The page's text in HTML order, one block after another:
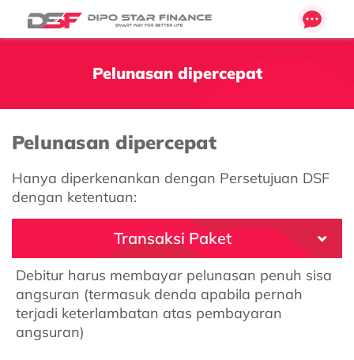
Pelunasan dipercepat
Pelunasan dipercepat
Hanya diperkenankan dengan Persetujuan DSF
dengan ketentuan:
Transaksi Paket
Transaksi Non Paket
Debitur harus membayar pelunasan penuh sisa
angsuran (termasuk denda apabila pernah
terjadi keterlambatan atas pembayaran
angsuran)​